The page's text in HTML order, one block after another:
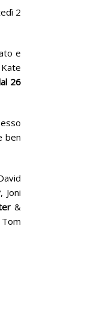
2
e
26
ben
, Joni
&